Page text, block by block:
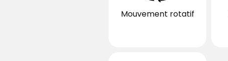
Mouvement rotatif